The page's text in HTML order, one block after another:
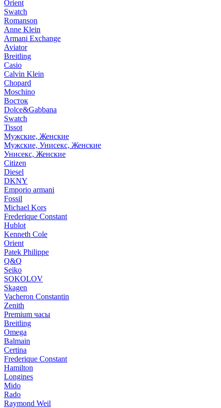
Orient
Swatch
Romanson
Anne Klein
Armani Exchange
Aviator
Breitling
Casio
Calvin Klein
Chopard
Moschino
Восток
Dolce&Gabbana
Swatch
Tissot
Мужские, Женские
Мужские, Унисекс, Женские
Унисекс, Женские
Citizen
Diesel
DKNY
Emporio armani
Fossil
Michael Kors
Frederique Constant
Hublot
Kenneth Cole
Orient
Patek Philippe
Q&Q
Seiko
SOKOLOV
Skagen
Vacheron Constantin
Zenith
Premium часы
Breitling
Omega
Balmain
Certina
Frederique Constant
Hamilton
Longines
Mido
Rado
Raymond Weil